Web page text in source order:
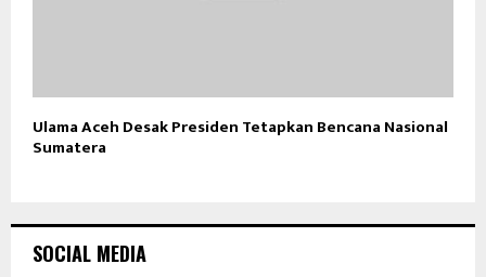
Ulama Aceh Desak Presiden Tetapkan Bencana Nasional
Sumatera
SOCIAL MEDIA